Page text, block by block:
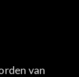
van